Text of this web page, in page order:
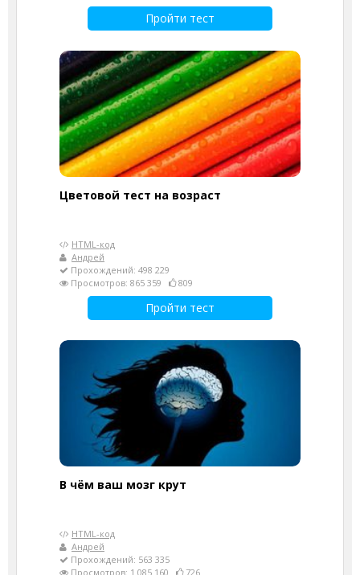
Пройти тест
Цветовой тест на возраст
HTML-код
Андрей
Прохождений: 498 229
Просмотров: 865 359
809
Пройти тест
В чём ваш мозг крут
HTML-код
Андрей
Прохождений: 563 335
Просмотров: 1 085 160
726